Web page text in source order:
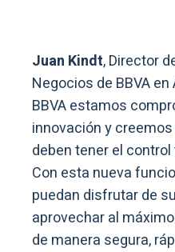
Juan Kindt, Director
Negocios de BBVA
BBVA estamos
innovación y
deben tener el
Con esta nueva
puedan disfrutar de
aprovechar al
de manera segura,